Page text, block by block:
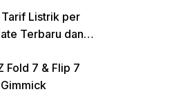
Listrik per
Terbaru dan
Fold 7 & Flip 7